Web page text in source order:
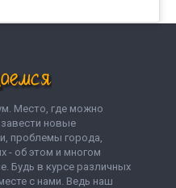
Место, где можно
новые
проблемы города,
- об этом и многом
Будь в курсе различных
с нами. Ведь наш